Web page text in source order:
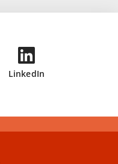
LinkedIn